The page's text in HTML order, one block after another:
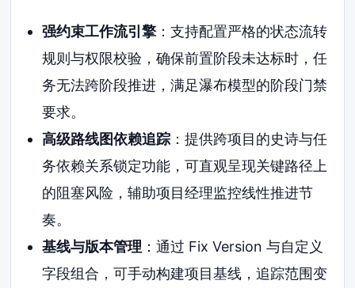
强约束工作流引擎：支持配置严格的状态流转
规则与权限校验，确保前置阶段未达标时，任
务无法跨阶段推进，满足瀑布模型的阶段门禁
要求。
高级路线图依赖追踪：提供跨项目的史诗与任
务依赖关系锁定功能，可直观呈现关键路径上
的阻塞风险，辅助项目经理监控线性推进节
奏。
基线与版本管理 ：通过 Fix Version 与自定义
字段组合，可手动构建项目基线，追踪范围变